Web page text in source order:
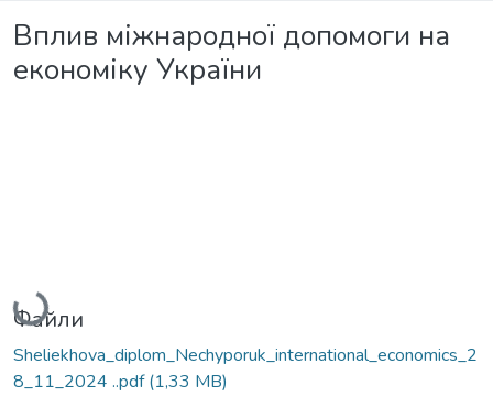
Вплив міжнародної допомоги на
економіку України
Вантажиться...
Файли
Sheliekhova_diplom_Nechyporuk_international_economics_2
8_11_2024 ..pdf(1,33 MB)